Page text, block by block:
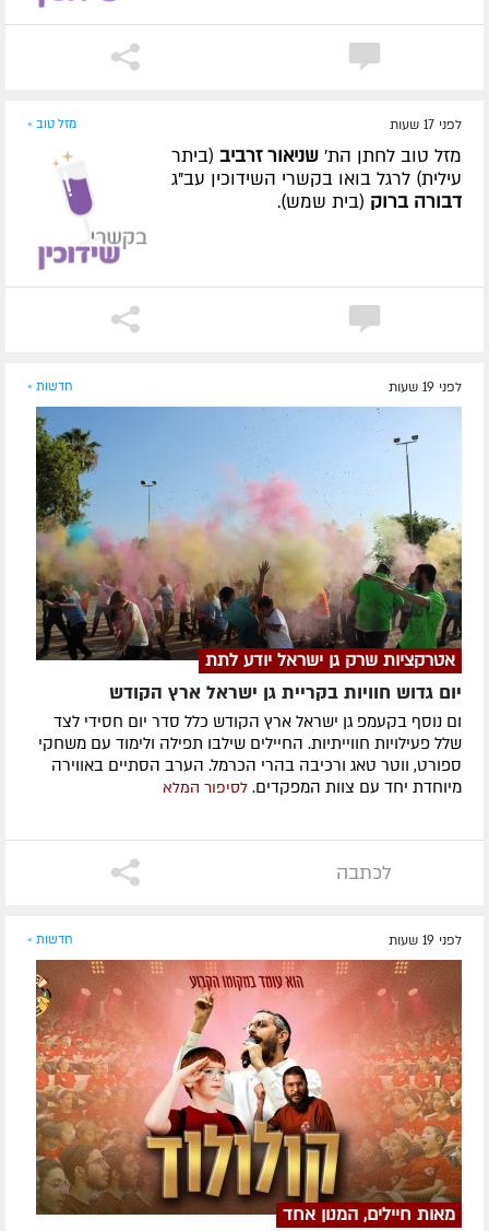
לפני 17 שעות מזל טוב »
מזל טוב לחתן הת' שניאור זרביב (ביתר
עילית) לרגל בואו בקשרי השידוכין עב"ג
דבורה ברוק (בית שמש).
לפני 19 שעות חדשות »
אטרקציות שרק גן ישראל יודע לתת
יום גדוש חוויות בקריית גן ישראל ארץ הקודש
ום נוסף בקעמפ גן ישראל ארץ הקודש כלל סדר יום חסידי לצד
שלל פעילויות חווייתיות. החיילים שילבו תפילה ולימוד עם משחקי
ספורט, ווטר טאג ורכיבה בהרי הכרמל. הערב הסתיים באווירה
מיוחדת יחד עם צוות המפקדים. לסיפור המלא
לכתבה
לפני 19 שעות חדשות »
מאות חיילים, המנון אחד